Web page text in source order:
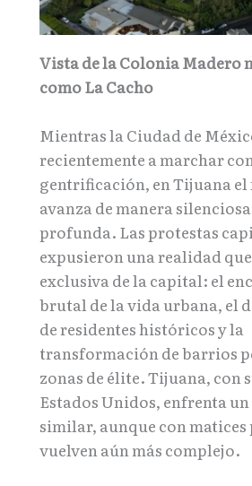
Vista de la Colonia Madero
como La Cacho
Mientras la Ciudad de
recientemente a marchar
gentrificación, en Tijuana el
avanza de manera
profunda. Las protestas
expusieron una realidad que
exclusiva de la capital: el
brutal de la vida urbana, el
de residentes históricos y la
transformación de barrios
zonas de élite. Tijuana, con
Estados Unidos, enfrenta
similar, aunque con
vuelven aún más complejo.